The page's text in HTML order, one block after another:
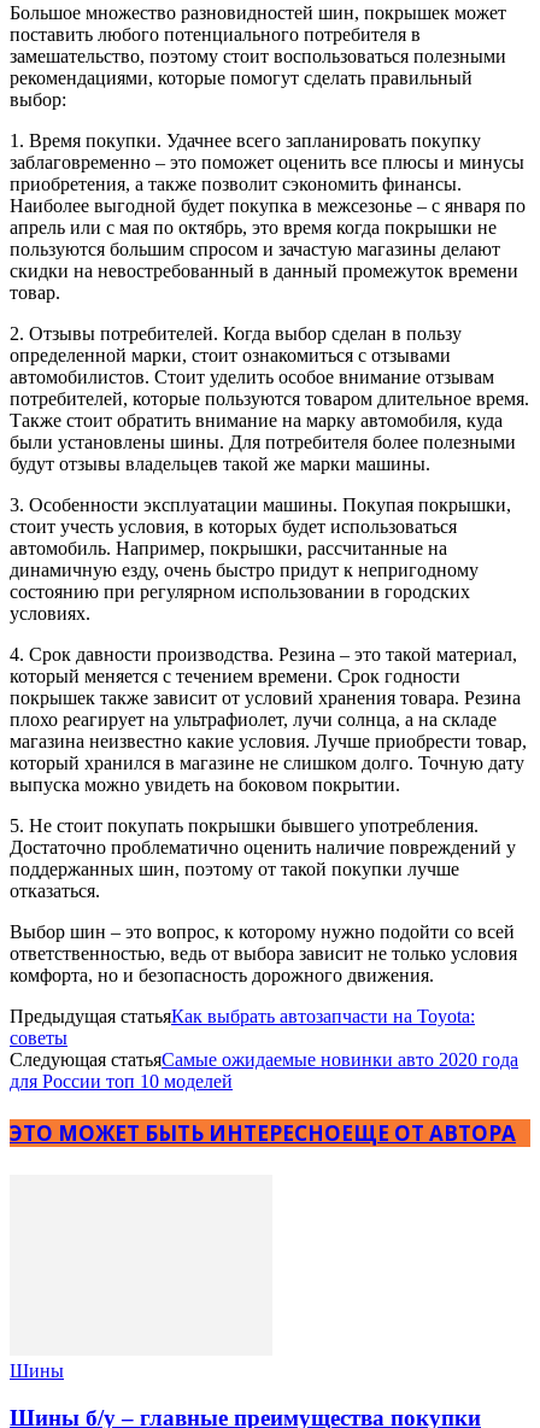
Большое множество разновидностей шин, покрышек может
поставить любого потенциального потребителя в
замешательство, поэтому стоит воспользоваться полезными
рекомендациями, которые помогут сделать правильный
выбор:
1. Время покупки. Удачнее всего запланировать покупку
заблаговременно – это поможет оценить все плюсы и минусы
приобретения, а также позволит сэкономить финансы.
Наиболее выгодной будет покупка в межсезонье – с января по
апрель или с мая по октябрь, это время когда покрышки не
пользуются большим спросом и зачастую магазины делают
скидки на невостребованный в данный промежуток времени
товар.
2. Отзывы потребителей. Когда выбор сделан в пользу
определенной марки, стоит ознакомиться с отзывами
автомобилистов. Стоит уделить особое внимание отзывам
потребителей, которые пользуются товаром длительное время.
Также стоит обратить внимание на марку автомобиля, куда
были установлены шины. Для потребителя более полезными
будут отзывы владельцев такой же марки машины.
3. Особенности эксплуатации машины. Покупая покрышки,
стоит учесть условия, в которых будет использоваться
автомобиль. Например, покрышки, рассчитанные на
динамичную езду, очень быстро придут к непригодному
состоянию при регулярном использовании в городских
условиях.
4. Срок давности производства. Резина – это такой материал,
который меняется с течением времени. Срок годности
покрышек также зависит от условий хранения товара. Резина
плохо реагирует на ультрафиолет, лучи солнца, а на складе
магазина неизвестно какие условия. Лучше приобрести товар,
который хранился в магазине не слишком долго. Точную дату
выпуска можно увидеть на боковом покрытии.
5. Не стоит покупать покрышки бывшего употребления.
Достаточно проблематично оценить наличие повреждений у
поддержанных шин, поэтому от такой покупки лучше
отказаться.
Выбор шин – это вопрос, к которому нужно подойти со всей
ответственностью, ведь от выбора зависит не только условия
комфорта, но и безопасность дорожного движения.
Предыдущая статьяКак выбрать автозапчасти на Toyota:
советы
Следующая статьяСамые ожидаемые новинки авто 2020 года
для России топ 10 моделей
ЭТО МОЖЕТ БЫТЬ ИНТЕРЕСНОЕЩЕ ОТ АВТОРА
Шины
Шины б/у – главные преимущества покупки